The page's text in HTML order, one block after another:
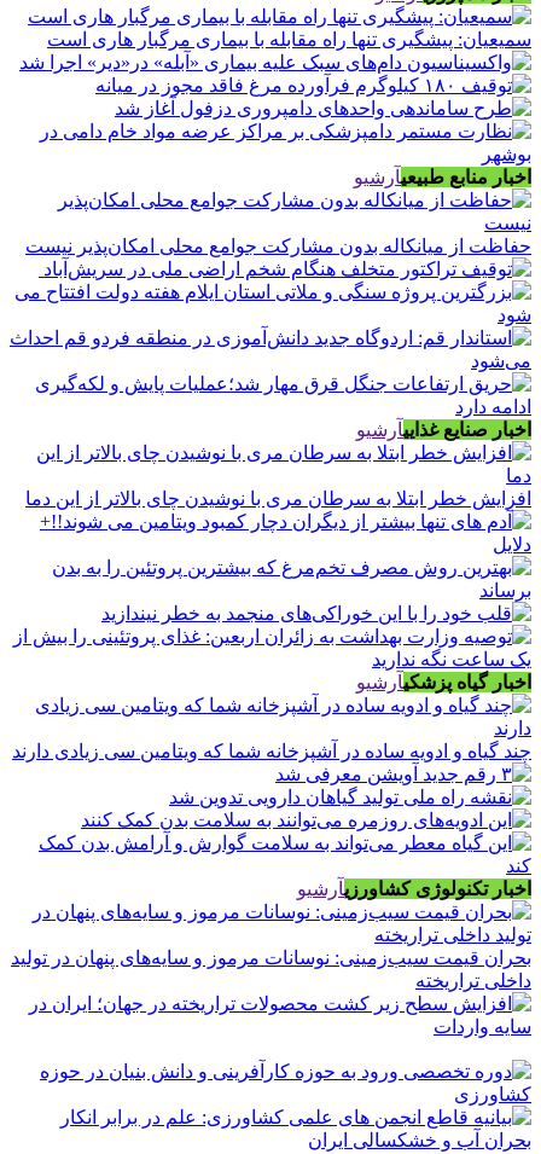
سمیعیان: پیشگیری تنها راه مقابله با بیماری مرگبار هاری است
اخبار منابع طبیعیآرشیو
حفاظت از میانکاله بدون مشارکت جوامع محلی امکان‌پذیر نیست
اخبار صنایع غذاییآرشیو
افزایش خطر ابتلا به سرطان مری با نوشیدن چای بالاتر از این دما
اخبار گیاه پزشکیآرشیو
چند گیاه و ادویه ساده در آشپزخانه شما که ویتامین سی زیادی دارند
اخبار تکنولوژی کشاورزیآرشیو
بحران قیمت سیب‌زمینی: نوسانات مرموز و سایه‌های پنهان در تولید
داخلی تراریخته